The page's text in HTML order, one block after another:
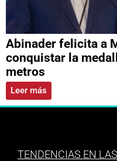
Abinader felicita a
conquistar la
metros
Leer más
TENDENCIAS EN